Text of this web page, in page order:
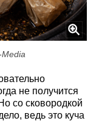
не получится
со сковородкой
ведь это куча